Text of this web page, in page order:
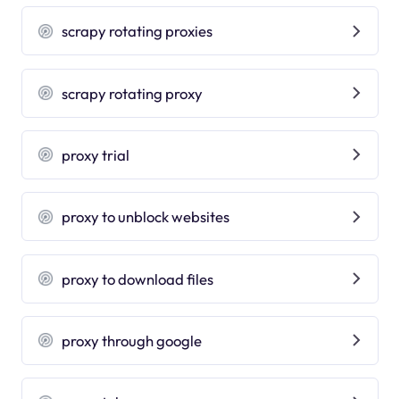
scrapy rotating proxies
scrapy rotating proxy
proxy trial
proxy to unblock websites
proxy to download files
proxy through google